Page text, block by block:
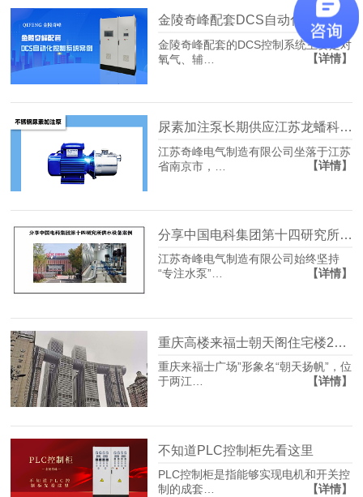
金陵奇峰配套DCS自动化控制系统案例分享
金陵奇峰配套的DCS控制系统主要是对
氧气、辅…
【详情】
尿素加注泵长期供应江苏龙蟠科技多年
江苏奇峰电气制造有限公司坐落于江苏
省南京市，…
【详情】
分享中国电科集团第十四研究所供水设备案例
江苏奇峰电气制造有限公司始终坚持
“专注水泵”…
【详情】
重庆高楼来福士朝天阁住宅楼240亿消防配套项目案例
重庆来福士广场”形象名“朝天扬帆”，位
于两江…
【详情】
不知道PLC控制柜先看这里
PLC控制柜是指能够实现电机和开关控
制的成套…
【详情】